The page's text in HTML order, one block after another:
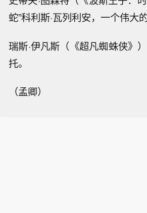
蛇”科利斯·瓦列利安，一个伟大
瑞斯·伊凡斯（《超凡蜘蛛侠》
托。
（孟卿）